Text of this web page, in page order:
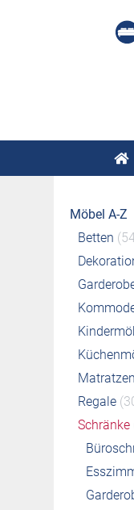
Möbel A-Z
Betten
Regale
Schränke